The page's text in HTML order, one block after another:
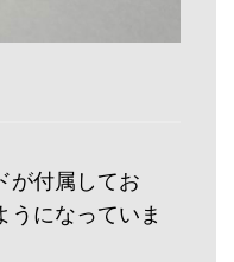
が付属してお
うになっていま